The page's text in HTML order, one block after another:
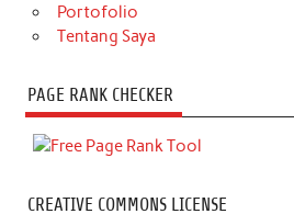
Portofolio
Tentang Saya
PAGE RANK CHECKER
CREATIVE COMMONS LICENSE